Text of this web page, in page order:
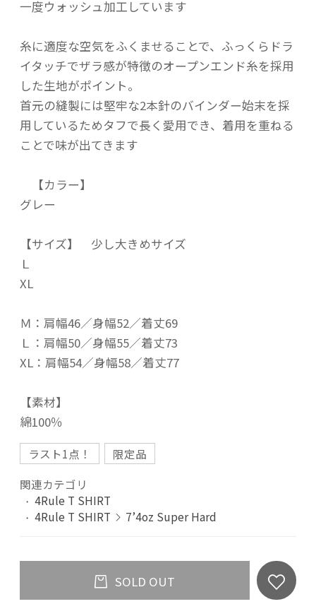
一度ウォッシュ加工しています
糸に適度な空気をふくませることで、ふっくらドラ
イタッチでザラ感が特徴のオープンエンド糸を採用
した生地がポイント。
首元の縫製には堅牢な2本針のバインダー始末を採
用しているためタフで長く愛用でき、着用を重ねる
ことで味が出てきます
【カラー】
グレー
【サイズ】 少し大きめサイズ
Ｌ
XL
Ｍ：肩幅46／身幅52／着丈69
Ｌ：肩幅50／身幅55／着丈73
XL：肩幅54／身幅58／着丈77
【素材】
綿100％
ラスト1点！
限定品
関連カテゴリ
4Rule T SHIRT
4Rule T SHIRT
7’4oz Super Hard
SOLD OUT